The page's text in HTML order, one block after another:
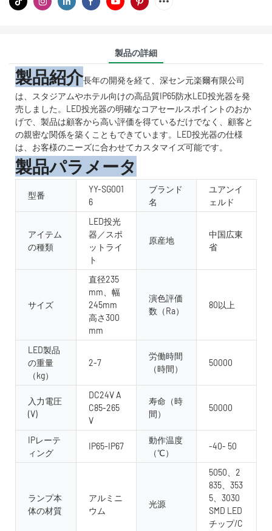
製品の詳細
製品紹介長年の開発を経て、深セン元楽爾有限公司
は、スタジアムやホテル向けの高品質IP65防水LED投光器を発
売しました。LED投光器の明確なコアセールスポイントのおか
げで、製品は顧客から高い評価を得ているだけでなく、顧客と
の親密な関係を築くこともできています。LED投光器の仕様
は、お客様のニーズに合わせてカスタマイズ可能です。
製品パラメータ
型番
YY-SG001
6
ブランド
名
ユアンイ
ェルド
アイテム
の種類
LED投光
器／スポ
ットライ
ト
原産地
中国広東
省
サイズ
直径235
mm、幅
245mm
高さ300
mm
演色評価
数（Ra）
80以上
LED製品
の重量
（kg）
2-7
労働時間
（時間）
50000
入力電圧
(V)
DC24V A
C85-265
V
寿命（時
間）
50000
IPレーテ
ィング
IP65-IP67
動作温度
（℃）
-40- 50
ランプ本
体の材質
アルミニ
ウム
光源
5050、2
835、353
5、3030
SMD LED
チップ/C